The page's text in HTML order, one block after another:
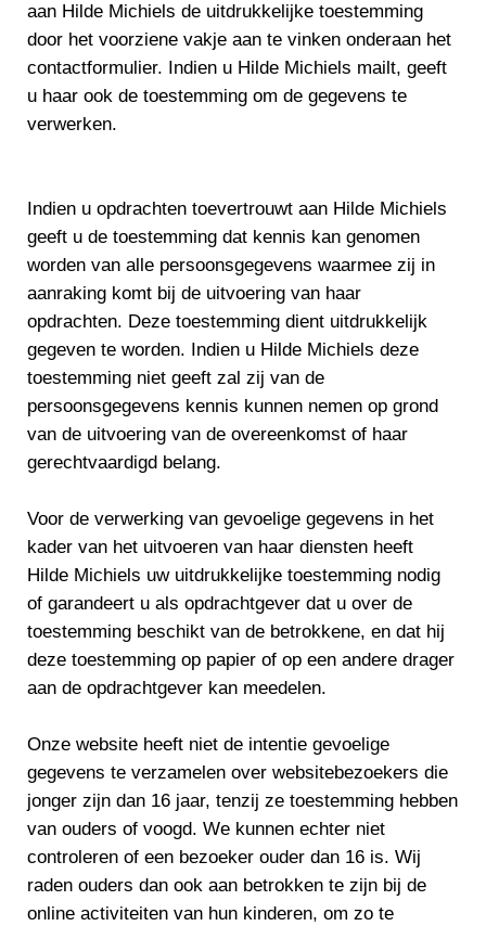
aan Hilde Michiels de uitdrukkelijke toestemming
door het voorziene vakje aan te vinken onderaan het
contactformulier. Indien u Hilde Michiels mailt, geeft
u haar ook de toestemming om de gegevens te
verwerken.
Indien u opdrachten toevertrouwt aan Hilde Michiels
geeft u de toestemming dat kennis kan genomen
worden van alle persoonsgegevens waarmee zij in
aanraking komt bij de uitvoering van haar
opdrachten. Deze toestemming dient uitdrukkelijk
gegeven te worden. Indien u Hilde Michiels deze
toestemming niet geeft zal zij van de
persoonsgegevens kennis kunnen nemen op grond
van de uitvoering van de overeenkomst of haar
gerechtvaardigd belang.
Voor de verwerking van gevoelige gegevens in het
kader van het uitvoeren van haar diensten heeft
Hilde Michiels uw uitdrukkelijke toestemming nodig
of garandeert u als opdrachtgever dat u over de
toestemming beschikt van de betrokkene, en dat hij
deze toestemming op papier of op een andere drager
aan de opdrachtgever kan meedelen.
Onze website heeft niet de intentie gevoelige
gegevens te verzamelen over websitebezoekers die
jonger zijn dan 16 jaar, tenzij ze toestemming hebben
van ouders of voogd. We kunnen echter niet
controleren of een bezoeker ouder dan 16 is. Wij
raden ouders dan ook aan betrokken te zijn bij de
online activiteiten van hun kinderen, om zo te